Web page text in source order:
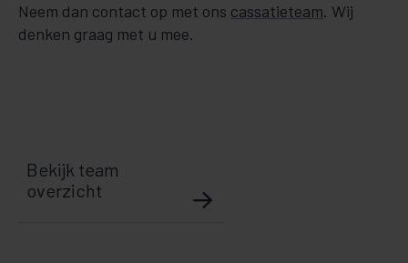
Neem dan contact op met ons cassatieteam. Wij
denken graag met u mee.
Bekijk team
overzicht